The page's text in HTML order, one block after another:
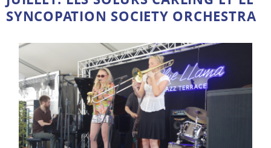
SYNCOPATION SOCIETY ORCHESTRA